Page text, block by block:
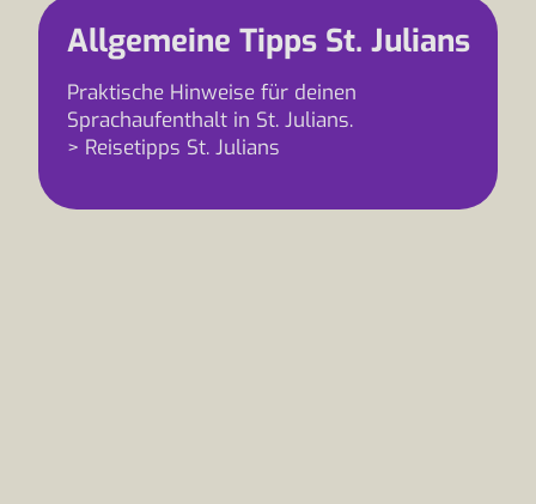
Allgemeine Tipps St. Julians
Praktische Hinweise für deinen
Sprachaufenthalt in St. Julians.
> Reisetipps St. Julians